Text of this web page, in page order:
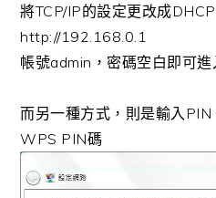
將TCP/IP的設定更改成
http://192.168.0.1
帳號admin，密碼空白即可
而另一種方式，則是輸入
WPS PIN碼